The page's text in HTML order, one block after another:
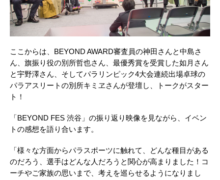
ここからは、BEYOND AWARD審査員の神田さんと中島さ
ん、旗振り役の別所哲也さん、最優秀賞を受賞した如月さん
と宇野澤さん、そしてパラリンピック4大会連続出場卓球の
パラアスリートの別所キミヱさんが登壇し、トークがスター
ト！
「BEYOND FES 渋谷」の振り返り映像を見ながら、イベン
トの感想を語り合います。
「様々な方面からパラスポーツに触れて、どんな種目がある
のだろう、選手はどんな人だろうと関心が高まりました！コ
ーチやご家族の思いまで、考えを巡らせるようになりまし